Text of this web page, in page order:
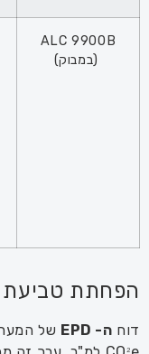
ALC 9900B
(במבוק)
הפחתת טביעת
דוח ה- EPD של
₂